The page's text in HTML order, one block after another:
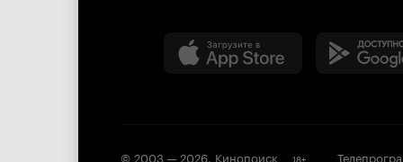
© 2003 — 2026, Кинопоиск 18+